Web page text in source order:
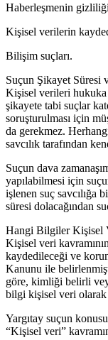
Haberleşmenin
Kişisel verilerin
Bilişim suçları.
Suçun Şikayet Süresi
Kişisel verileri hukuka
şikayete tabi suçlar
soruşturulması için
da gerekmez.
savcılık tarafından
Suçun dava
yapılabilmesi için
işlenen suç savcılığa
süresi dolacağından
Hangi Bilgiler Kişisel
Kişisel veri
kaydedileceği ve
Kanunu ile
göre, kimliği belirli
bilgi kişisel veri
Yargıtay suçun
“Kişisel veri”